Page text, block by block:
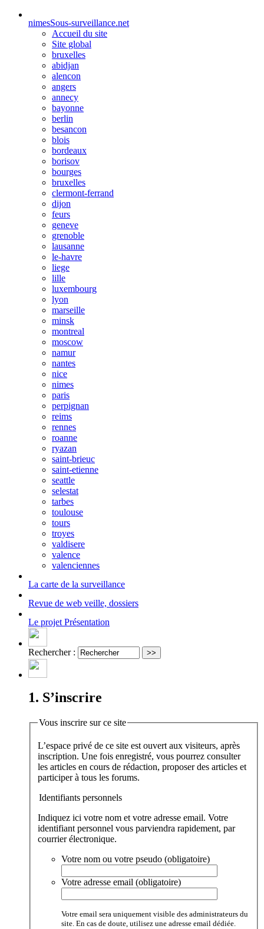
nimesSous-surveillance.net
Accueil du site
Site global
bruxelles
abidjan
alencon
angers
annecy
bayonne
berlin
besancon
blois
bordeaux
borisov
bourges
bruxelles
clermont-ferrand
dijon
feurs
geneve
grenoble
lausanne
le-havre
liege
lille
luxembourg
lyon
marseille
minsk
montreal
moscow
namur
nantes
nice
nimes
paris
perpignan
reims
rennes
roanne
ryazan
saint-brieuc
saint-etienne
seattle
selestat
tarbes
toulouse
tours
troyes
valdisere
valence
valenciennes
La carte de la surveillance
Revue de web veille, dossiers
Le projet Présentation
Rechercher :
1. S’inscrire
Vous inscrire sur ce site
L’espace privé de ce site est ouvert aux visiteurs, après
inscription. Une fois enregistré, vous pourrez consulter
les articles en cours de rédaction, proposer des articles et
participer à tous les forums.
Identifiants personnels
Indiquez ici votre nom et votre adresse email. Votre
identifiant personnel vous parviendra rapidement, par
courrier électronique.
Votre nom ou votre pseudo (obligatoire)
Votre adresse email (obligatoire)
Votre email sera uniquement visible des administrateurs du
site. En cas de doute, utilisez une adresse email dédiée.